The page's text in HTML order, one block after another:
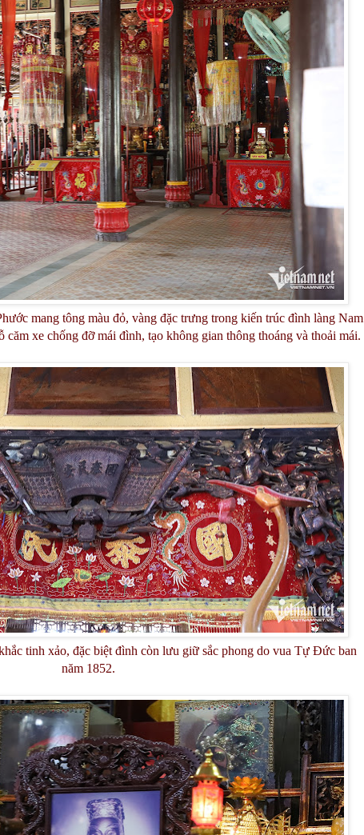
mang tông màu đỏ, vàng đặc trưng trong kiến trúc đình làng Nam
căm xe chống đỡ mái đình, tạo không gian thông thoáng và thoải mái.
tinh xảo, đặc biệt đình còn lưu giữ sắc phong do vua Tự Đức ban
năm 1852.